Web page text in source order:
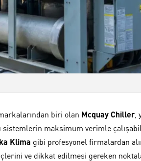
biri olan Mcquay Chiller
sistemlerin maksimum verimle
Klima gibi profesyonel firmalardan
ve dikkat edilmesi gereken